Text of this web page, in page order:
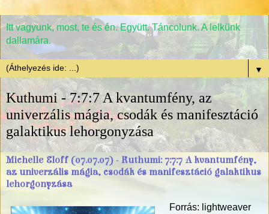
Itt vagyunk, most, te és én. Együtt. Táncolunk. A lelkünk
dallamára.
▼
Kuthumi - 7:7:7 A kvantumfény, az
univerzális mágia, csodák és manifesztáció
galaktikus lehorgonyzása
Michelle Eloff (07.07.07) - Kuthumi: 7:7:7 A kvantumfény,
az univerzális mágia, csodák és manifesztáció galaktikus
lehorgonyzása
Forrás: lightweaver